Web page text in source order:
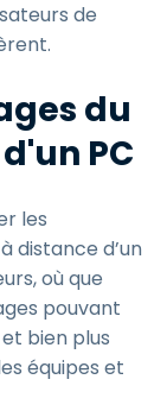
de
du
PC
les
distance d’un
où que
pouvant
bien plus
équipes et